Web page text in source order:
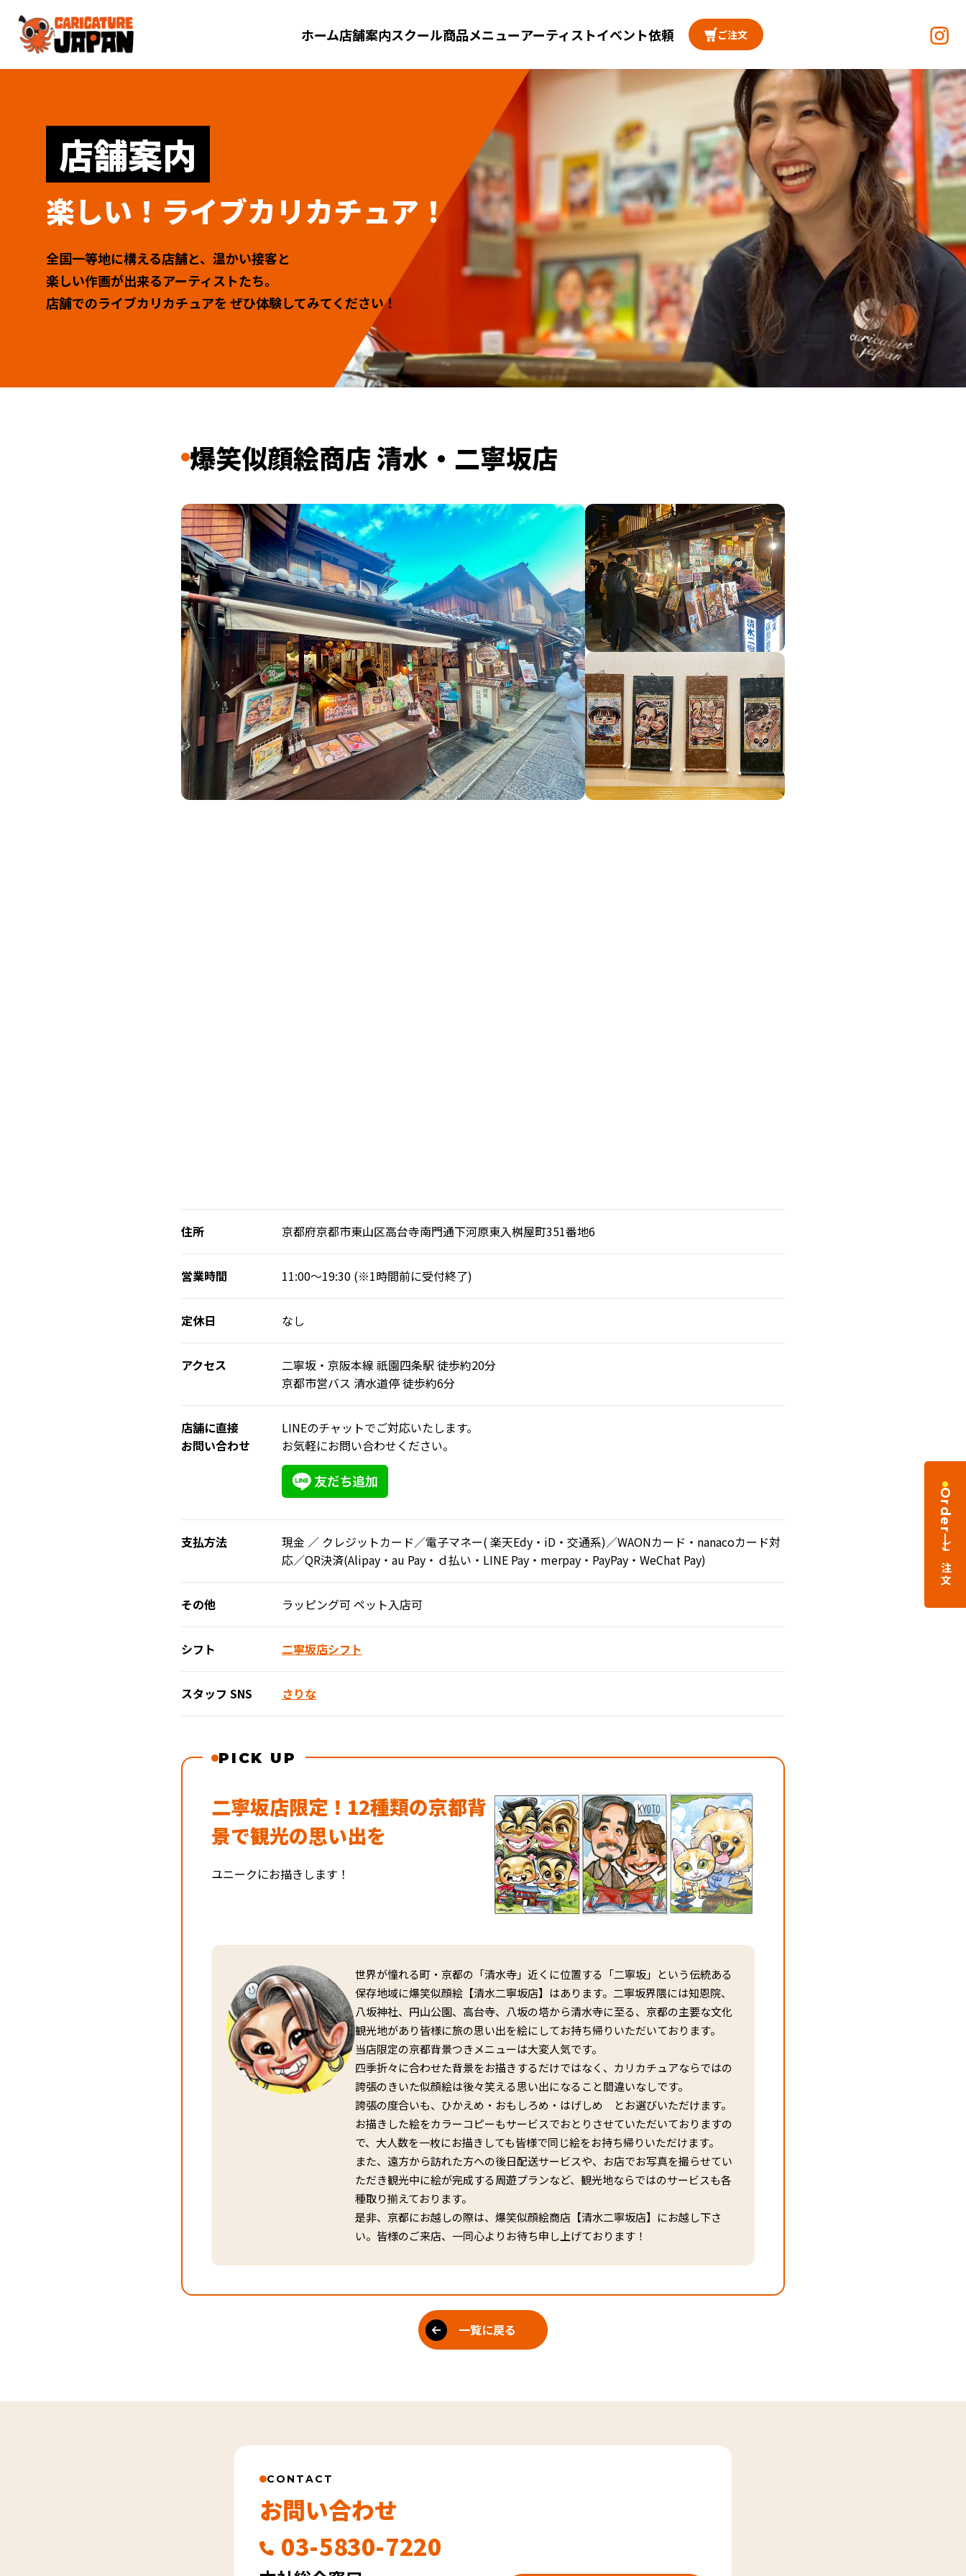
ホーム店舗案内スクール商品メニューアーティストイベント依頼 ご注文
店舗案内
楽しい！ライブカリカチュア！
全国一等地に構える店舗と、温かい接客と
楽しい作画が出来るアーティストたち。
店舗でのライブカリカチュアを ぜひ体験してみてください！
爆笑似顔絵商店 清水・二寧坂店
住所 京都府京都市東山区高台寺南門通下河原東入桝屋町351番地6
営業時間 11:00～19:30 (※1時間前に受付終了)
定休日 なし
アクセス
二寧坂・京阪本線 祇園四条駅 徒歩約20分
京都市営バス 清水道停 徒歩約6分
店舗に直接
お問い合わせ
LINEのチャットでご対応いたします。
お気軽にお問い合わせください。
支払方法
現金 ／ クレジットカード／電子マネー( 楽天Edy・iD・交通系)／WAONカード・nanacoカード対
応／QR決済(Alipay・au Pay・ｄ払い・LINE Pay・merpay・PayPay・WeChat Pay)
その他 ラッピング可 ペット入店可
シフト 二寧坂店シフト
スタッフ SNS さりな
PICK UP
二寧坂店限定！12種類の京都背
景で観光の思い出を
ユニークにお描きします！
世界が憧れる町・京都の「清水寺」近くに位置する「二寧坂」という伝統ある
保存地域に爆笑似顔絵【清水二寧坂店】はあります。二寧坂界隈には知恩院、
八坂神社、円山公園、高台寺、八坂の塔から清水寺に至る、京都の主要な文化
観光地があり皆様に旅の思い出を絵にしてお持ち帰りいただいております。
当店限定の京都背景つきメニューは大変人気です。
四季折々に合わせた背景をお描きするだけではなく、カリカチュアならではの
誇張のきいた似顔絵は後々笑える思い出になること間違いなしです。
誇張の度合いも、ひかえめ・おもしろめ・はげしめ とお選びいただけます。
お描きした絵をカラーコピーもサービスでおとりさせていただいておりますの
で、大人数を一枚にお描きしても皆様で同じ絵をお持ち帰りいただけます。
また、遠方から訪れた方への後日配送サービスや、お店でお写真を撮らせてい
ただき観光中に絵が完成する周遊プランなど、観光地ならではのサービスも各
種取り揃えております。
是非、京都にお越しの際は、爆笑似顔絵商店【清水二寧坂店】にお越し下さ
い。皆様のご来店、一同心よりお待ち申し上げております！
一覧に戻る
CONTACT
お問い合わせ
03-5830-7220
Order
ご注文